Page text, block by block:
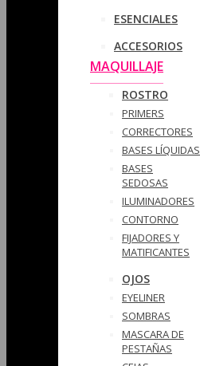
ESENCIALES
ACCESORIOS
MAQUILLAJE
ROSTRO
PRIMERS
CORRECTORES
BASES LÍQUIDAS
BASES
SEDOSAS
ILUMINADORES
CONTORNO
FIJADORES Y
MATIFICANTES
OJOS
EYELINER
SOMBRAS
MASCARA DE
PESTAÑAS